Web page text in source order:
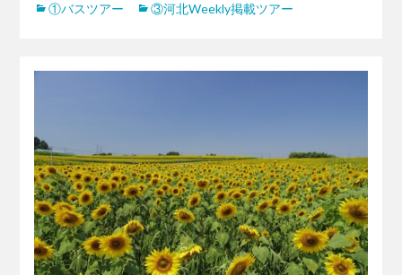
①バスツアー ③河北Weekly掲載ツアー